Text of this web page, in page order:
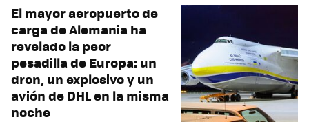
El mayor aeropuerto de
carga de Alemania ha
revelado la peor
pesadilla de Europa: un
dron, un explosivo y un
avión de DHL en la misma
noche